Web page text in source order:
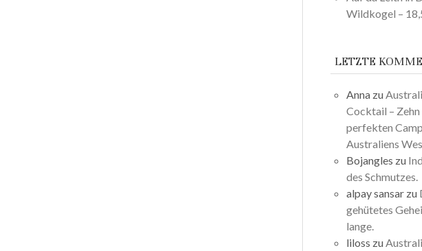
Wildkogel –
LETZTE
Anna zu
Cocktail – Zehn
perfekten
Australiens
Bojangles zu
des Schmutzes.
alpay sansar zu
gehütetes
lange.
liloss zu